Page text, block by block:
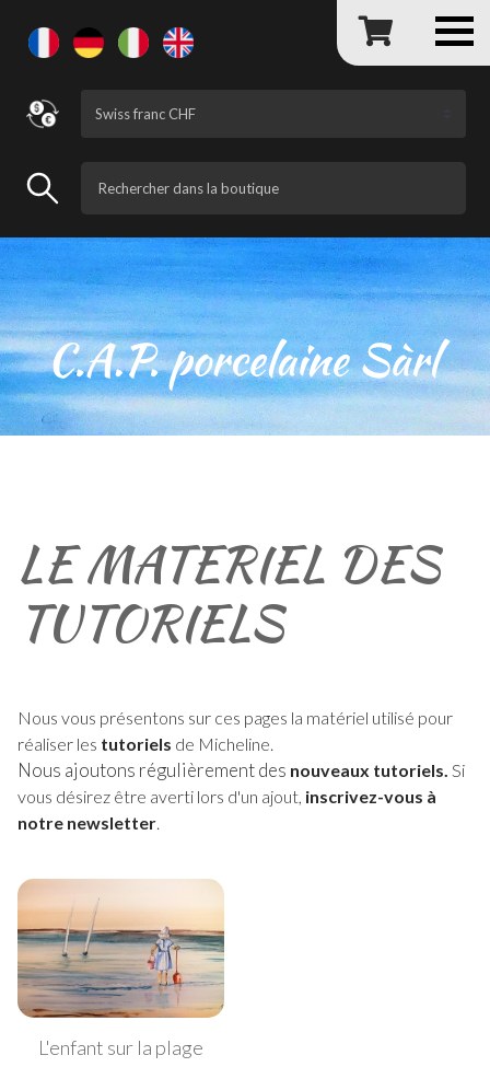
LE MATERIEL DES
TUTORIELS
Nous vous présentons sur ces pages la matériel utilisé pour
réaliser les tutoriels de Micheline.
Nous ajoutons régulièrement des nouveaux tutoriels. Si
vous désirez être averti lors d'un ajout, inscrivez-vous à
notre newsletter.
L'enfant sur la plage